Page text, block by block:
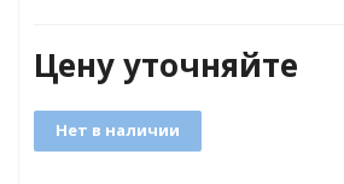
Цену уточняйте
Нет в наличии